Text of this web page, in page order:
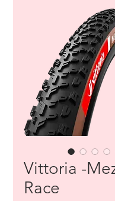
Vittoria -
Race